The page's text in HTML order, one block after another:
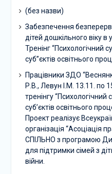
(без назви)
Забезпечення
дітей дошкільного віку в
Тренінг “Психологічний
суб”єктів освітнього
Працівники ЗДО
Р.В., Левун І.М. 13.11. по
тренінгу “Психологічний
суб’єктів освітнього
Проект реалізує
організація “Асоціація
СПІЛЬНО з програмою
для підтримки сімей з
війни.